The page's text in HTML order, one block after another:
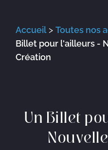
Accueil> Toutes nos
Billet pour l'ailleurs -
Création
Un Billet